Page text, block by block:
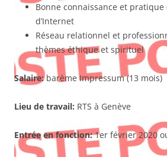
Bonne connaissance et pratique
d’Internet
Réseau relationnel et
thèmes éthique et spirituel
Salaire:barème Impressum (13 mois)
Lieu de travail: RTS à Genève
Entrée en fonction:1er février 2020